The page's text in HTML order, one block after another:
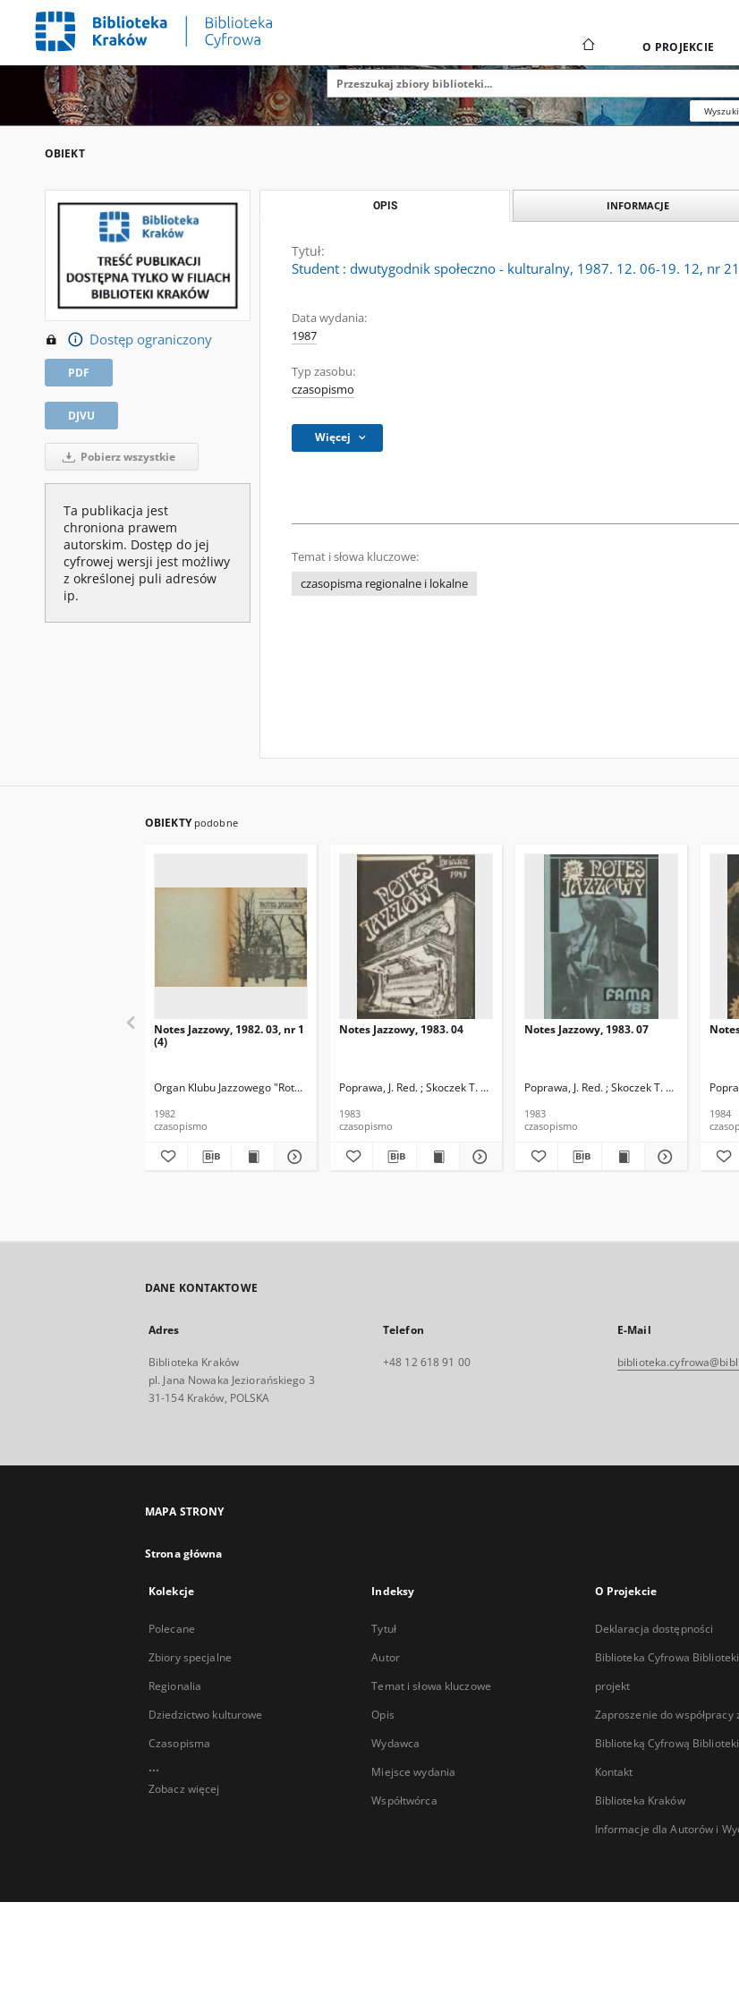
O PROJEKCIE
OBIEKT
Dostęp ograniczony
PDF
DJVU
Pobierz wszystkie
Ta publikacja jest
chroniona prawem
autorskim. Dostęp do jej
cyfrowej wersji jest możliwy
z określonej puli adresów
ip.
OPIS INFORMACJE
Tytuł:
Student : dwutygodnik społeczno - kulturalny, 1987. 12. 06-19. 12, nr 21
Data wydania:
1987
Typ zasobu:
czasopismo
Więcej
Temat i słowa kluczowe:
czasopisma regionalne i lokalne
OBIEKTY podobne
Notes Jazzowy, 1982. 03, nr 1
(4)
Organ Klubu Jazzowego "Rotunda" Skoczek, T. Red.
1982
czasopismo
Notes Jazzowy, 1983. 04
Poprawa, J. Red. ; Skoczek T. Red.
1983
czasopismo
Notes Jazzowy, 1983. 07
Poprawa, J. Red. ; Skoczek T. Red.
1983
czasopismo
1984
DANE KONTAKTOWE
Adres
Biblioteka Kraków
pl. Jana Nowaka Jeziorańskiego 3
31-154 Kraków, POLSKA
Telefon
+48 12 618 91 00
E-Mail
MAPA STRONY
Strona główna
Kolekcje
Polecane
Zbiory specjalne
Regionalia
Dziedzictwo kulturowe
Czasopisma
...
Zobacz więcej
Indeksy
Tytuł
Autor
Temat i słowa kluczowe
Opis
Wydawca
Miejsce wydania
Współtwórca
O Projekcie
Deklaracja dostępności
Biblioteka Cyfrowa
projekt
Zaproszenie do współpracy
Biblioteką Cyfrową
Kontakt
Biblioteka Kraków
Informacje dla Autorów i